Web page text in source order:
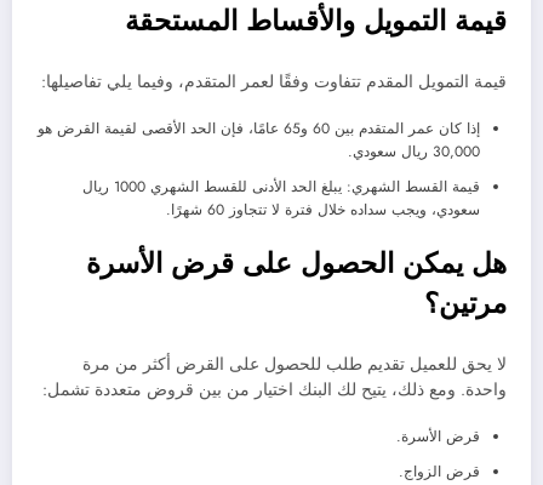
قيمة التمويل والأقساط المستحقة
قيمة التمويل المقدم تتفاوت وفقًا لعمر المتقدم، وفيما يلي تفاصيلها:
إذا كان عمر المتقدم بين 60 و65 عامًا، فإن الحد الأقصى لقيمة القرض هو
30,000 ريال سعودي.
قيمة القسط الشهري: يبلغ الحد الأدنى للقسط الشهري 1000 ريال
سعودي، ويجب سداده خلال فترة لا تتجاوز 60 شهرًا.
هل يمكن الحصول على قرض الأسرة
مرتين؟
لا يحق للعميل تقديم طلب للحصول على القرض أكثر من مرة
واحدة. ومع ذلك، يتيح لك البنك اختيار من بين قروض متعددة تشمل:
قرض الأسرة.
قرض الزواج.